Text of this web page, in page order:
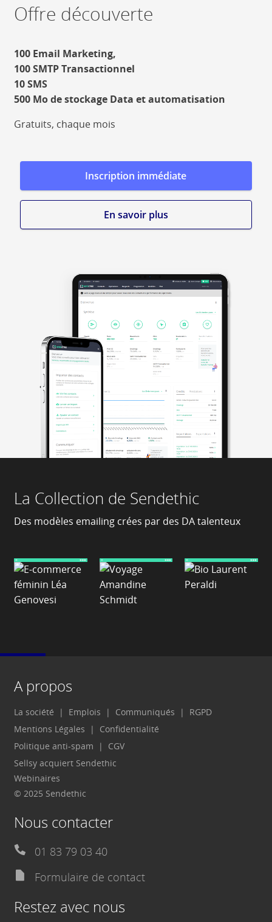
Offre découverte
100 Email Marketing,
100 SMTP Transactionnel
10 SMS
500 Mo de stockage Data et automatisation
Gratuits, chaque mois
Inscription immédiate
En savoir plus
La Collection de Sendethic
Des modèles emailing crées par des DA talenteux
A propos
La société Emplois Communiqués
RGPD
Mentions Légales
Confidentialité
Politique anti-spam
CGV
Sellsy acquiert Sendethic
Webinaires
© 2025 Sendethic
Nous contacter
01 83 79 03 40
Formulaire de contact
Restez avec nous